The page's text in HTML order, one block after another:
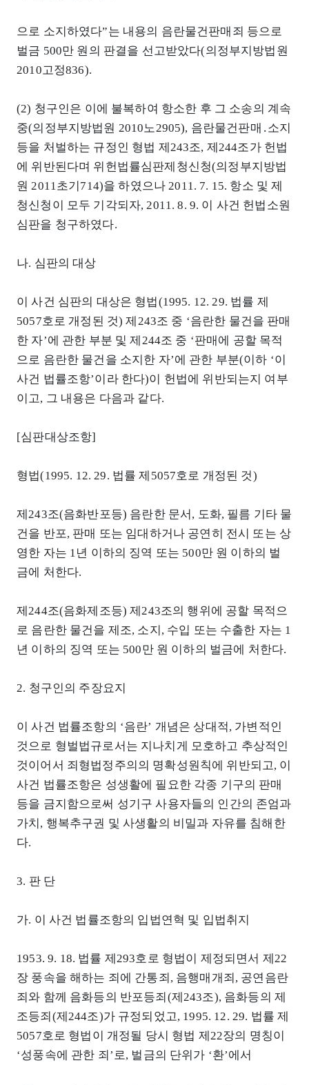
으로 소지하였다”는 내용의 음란물건판매죄 등으로
벌금 500만 원의 판결을 선고받았다(의정부지방법원
2010고정836).
(2) 청구인은 이에 불복하여 항소한 후 그 소송의 계속
중(의정부지방법원 2010노2905), 음란물건판매․소지
등을 처벌하는 규정인 형법 제243조, 제244조가 헌법
에 위반된다며 위헌법률심판제청신청(의정부지방법
원 2011초기714)을 하였으나 2011. 7. 15. 항소 및 제
청신청이 모두 기각되자, 2011. 8. 9. 이 사건 헌법소원
심판을 청구하였다.
나. 심판의 대상
이 사건 심판의 대상은 형법(1995. 12. 29. 법률 제
5057호로 개정된 것) 제243조 중 ‘음란한 물건을 판매
한 자’에 관한 부분 및 제244조 중 ‘판매에 공할 목적
으로 음란한 물건을 소지한 자’에 관한 부분(이하 ‘이
사건 법률조항’이라 한다)이 헌법에 위반되는지 여부
이고, 그 내용은 다음과 같다.
[심판대상조항]
형법(1995. 12. 29. 법률 제5057호로 개정된 것)
제243조(음화반포등) 음란한 문서, 도화, 필름 기타 물
건을 반포, 판매 또는 임대하거나 공연히 전시 또는 상
영한 자는 1년 이하의 징역 또는 500만 원 이하의 벌
금에 처한다.
제244조(음화제조등) 제243조의 행위에 공할 목적으
로 음란한 물건을 제조, 소지, 수입 또는 수출한 자는 1
년 이하의 징역 또는 500만 원 이하의 벌금에 처한다.
2. 청구인의 주장요지
이 사건 법률조항의 ‘음란’ 개념은 상대적, 가변적인
것으로 형벌법규로서는 지나치게 모호하고 추상적인
것이어서 죄형법정주의의 명확성원칙에 위반되고, 이
사건 법률조항은 성생활에 필요한 각종 기구의 판매
등을 금지함으로써 성기구 사용자들의 인간의 존엄과
가치, 행복추구권 및 사생활의 비밀과 자유를 침해한
다.
3. 판 단
가. 이 사건 법률조항의 입법연혁 및 입법취지
1953. 9. 18. 법률 제293호로 형법이 제정되면서 제22
장 풍속을 해하는 죄에 간통죄, 음행매개죄, 공연음란
죄와 함께 음화등의 반포등죄(제243조), 음화등의 제
조등죄(제244조)가 규정되었고, 1995. 12. 29. 법률 제
5057호로 형법이 개정될 당시 형법 제22장의 명칭이
‘성풍속에 관한 죄’로, 벌금의 단위가 ‘환’에서